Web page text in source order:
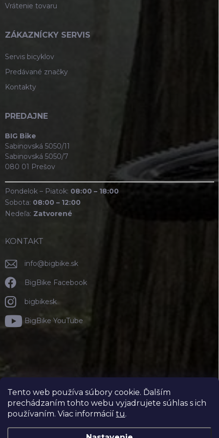
Tento web používa súbory cookie. Ďalším
prechádzaním tohto webu vyjadrujete súhlas s ich
používaním. Viac informácií tu.
Vrátenie tovaru
ZÁKAZNÍCKY SERVIS
Servis bicyklov
Predávané značky
Kontakty
PREDAJNE
BIG Bike
Sabinovská 5050/11
Sabinovská 5050/7
080 01 Prešov
Pondelok – Piatok: 08:00 – 18:00
Sobota: 08:00 – 12:00
Nedeľa: Zatvorené
KONTAKT
info@bigbike.sk
BigBike Facebook
bigbikesk
BigBike YouTube